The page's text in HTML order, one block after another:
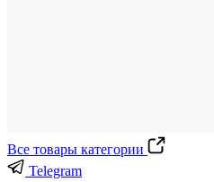
Все товары категории
Telegram